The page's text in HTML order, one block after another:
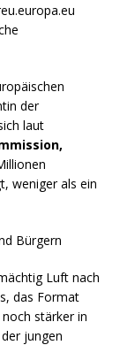
der
laut
weniger als ein
Bürgern
Luft nach
das Format
stärker in
jungen